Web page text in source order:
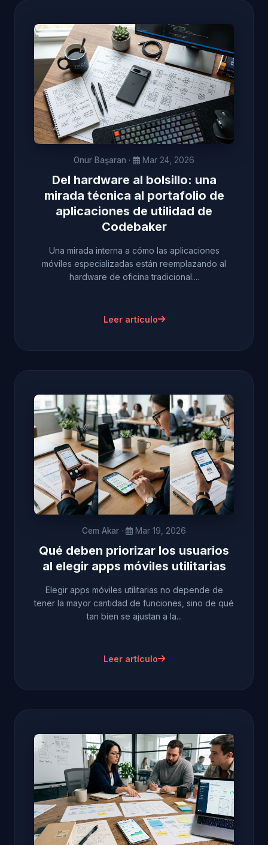
Onur Başaran · Mar 24, 2026
Del hardware al bolsillo: una
mirada técnica al portafolio de
aplicaciones de utilidad de
Codebaker
Una mirada interna a cómo las aplicaciones
móviles especializadas están reemplazando al
hardware de oficina tradicional....
Leer artículo
Cem Akar · Mar 19, 2026
Qué deben priorizar los usuarios
al elegir apps móviles utilitarias
Elegir apps móviles utilitarias no depende de
tener la mayor cantidad de funciones, sino de qué
tan bien se ajustan a la...
Leer artículo